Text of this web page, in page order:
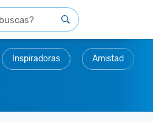
Inspiradoras Amistad